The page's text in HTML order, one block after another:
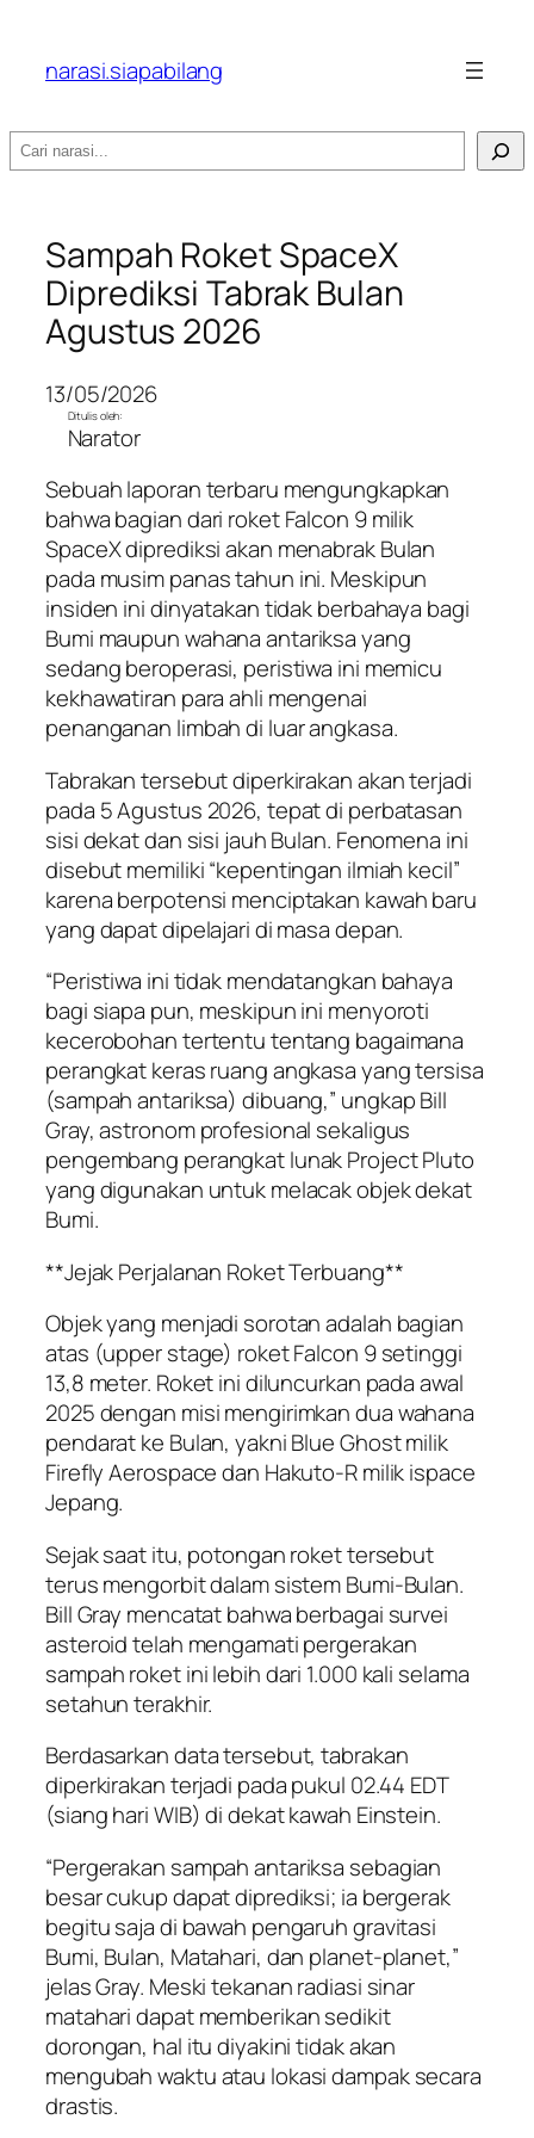
narasi.siapabilang
Search
Sampah Roket SpaceX
Diprediksi Tabrak Bulan
Agustus 2026
13/05/2026
Ditulis oleh:
Narator
Sebuah laporan terbaru mengungkapkan
bahwa bagian dari roket Falcon 9 milik
SpaceX diprediksi akan menabrak Bulan
pada musim panas tahun ini. Meskipun
insiden ini dinyatakan tidak berbahaya bagi
Bumi maupun wahana antariksa yang
sedang beroperasi, peristiwa ini memicu
kekhawatiran para ahli mengenai
penanganan limbah di luar angkasa.
Tabrakan tersebut diperkirakan akan terjadi
pada 5 Agustus 2026, tepat di perbatasan
sisi dekat dan sisi jauh Bulan. Fenomena ini
disebut memiliki “kepentingan ilmiah kecil”
karena berpotensi menciptakan kawah baru
yang dapat dipelajari di masa depan.
“Peristiwa ini tidak mendatangkan bahaya
bagi siapa pun, meskipun ini menyoroti
kecerobohan tertentu tentang bagaimana
perangkat keras ruang angkasa yang tersisa
(sampah antariksa) dibuang,” ungkap Bill
Gray, astronom profesional sekaligus
pengembang perangkat lunak Project Pluto
yang digunakan untuk melacak objek dekat
Bumi.
**Jejak Perjalanan Roket Terbuang**
Objek yang menjadi sorotan adalah bagian
atas (upper stage) roket Falcon 9 setinggi
13,8 meter. Roket ini diluncurkan pada awal
2025 dengan misi mengirimkan dua wahana
pendarat ke Bulan, yakni Blue Ghost milik
Firefly Aerospace dan Hakuto-R milik ispace
Jepang.
Sejak saat itu, potongan roket tersebut
terus mengorbit dalam sistem Bumi-Bulan.
Bill Gray mencatat bahwa berbagai survei
asteroid telah mengamati pergerakan
sampah roket ini lebih dari 1.000 kali selama
setahun terakhir.
Berdasarkan data tersebut, tabrakan
diperkirakan terjadi pada pukul 02.44 EDT
(siang hari WIB) di dekat kawah Einstein.
“Pergerakan sampah antariksa sebagian
besar cukup dapat diprediksi; ia bergerak
begitu saja di bawah pengaruh gravitasi
Bumi, Bulan, Matahari, dan planet-planet,”
jelas Gray. Meski tekanan radiasi sinar
matahari dapat memberikan sedikit
dorongan, hal itu diyakini tidak akan
mengubah waktu atau lokasi dampak secara
drastis.